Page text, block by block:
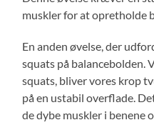
muskler for at opretholde
En anden øvelse, der
squats på balancebolden.
squats, bliver vores krop
på en ustabil overflade.
de dybe muskler i benene